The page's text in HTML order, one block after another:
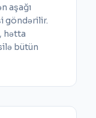
aşağı
göndərilir.
hətta
bütün